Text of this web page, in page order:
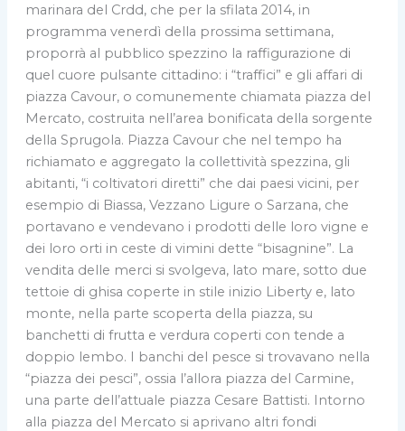
marinara del Crdd, che per la sfilata 2014, in
programma venerdì della prossima settimana,
proporrà al pubblico spezzino la raffigurazione di
quel cuore pulsante cittadino: i “traffici” e gli affari di
piazza Cavour, o comunemente chiamata piazza del
Mercato, costruita nell’area bonificata della sorgente
della Sprugola. Piazza Cavour che nel tempo ha
richiamato e aggregato la collettività spezzina, gli
abitanti, “i coltivatori diretti” che dai paesi vicini, per
esempio di Biassa, Vezzano Ligure o Sarzana, che
portavano e vendevano i prodotti delle loro vigne e
dei loro orti in ceste di vimini dette “bisagnine”. La
vendita delle merci si svolgeva, lato mare, sotto due
tettoie di ghisa coperte in stile inizio Liberty e, lato
monte, nella parte scoperta della piazza, su
banchetti di frutta e verdura coperti con tende a
doppio lembo. I banchi del pesce si trovavano nella
“piazza dei pesci”, ossia l’allora piazza del Carmine,
una parte dell’attuale piazza Cesare Battisti. Intorno
alla piazza del Mercato si aprivano altri fondi